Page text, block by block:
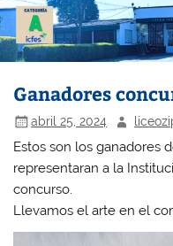
Ganadores
abril 25, 2024
Estos son los ganadores
representaran a la
concurso.
Llevamos el arte en el